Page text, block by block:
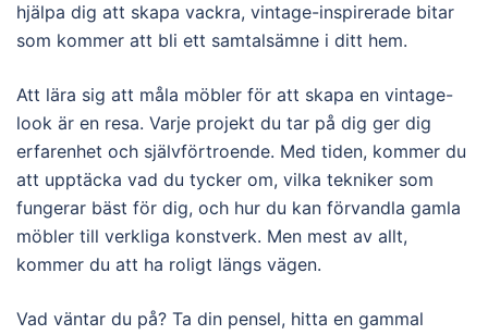
hjälpa dig att skapa vackra, vintage-inspirerade bitar
som kommer att bli ett samtalsämne i ditt hem.
Att lära sig att måla möbler för att skapa en vintage-
look är en resa. Varje projekt du tar på dig ger dig
erfarenhet och självförtroende. Med tiden, kommer du
att upptäcka vad du tycker om, vilka tekniker som
fungerar bäst för dig, och hur du kan förvandla gamla
möbler till verkliga konstverk. Men mest av allt,
kommer du att ha roligt längs vägen.
Vad väntar du på? Ta din pensel, hitta en gammal